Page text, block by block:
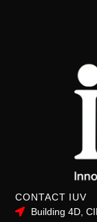
CONTACT IUV
Building 4D,